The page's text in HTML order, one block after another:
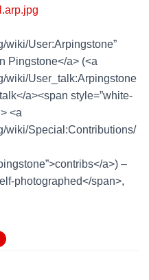
wiki/User:Arpingstone”
Pingstone</a> (<a
wiki/User_talk:Arpingstone
a><span style=”white-
<a
wiki/Special:Contributions/
a>) –
photographed</span>,